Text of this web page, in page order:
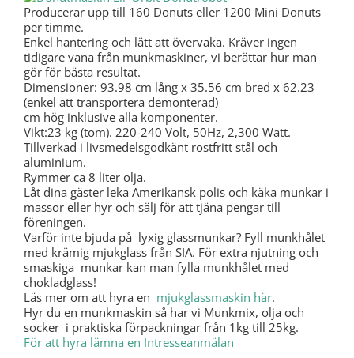
Producerar upp till 160 Donuts eller 1200 Mini Donuts
per timme.
Enkel hantering och lätt att övervaka. Kräver ingen
tidigare vana från munkmaskiner, vi berättar hur man
gör för bästa resultat.
Dimensioner: 93.98 cm lång x 35.56 cm bred x 62.23
(enkel att transportera demonterad)
cm hög inklusive alla komponenter.
Vikt:23 kg (tom). 220-240 Volt, 50Hz, 2,300 Watt.
Tillverkad i livsmedelsgodkänt rostfritt stål och
aluminium.
Rymmer ca 8 liter olja.
Låt dina gäster leka Amerikansk polis och käka munkar i
massor eller hyr och sälj för att tjäna pengar till
föreningen.
Varför inte bjuda på lyxig glassmunkar? Fyll munkhålet
med krämig mjukglass från SIA. För extra njutning och
smaskiga munkar kan man fylla munkhålet med
chokladglass!
Läs mer om att hyra en mjukglassmaskin här.
Hyr du en munkmaskin så har vi Munkmix, olja och
socker i praktiska förpackningar från 1kg till 25kg.
För att hyra lämna en Intresseanmälan